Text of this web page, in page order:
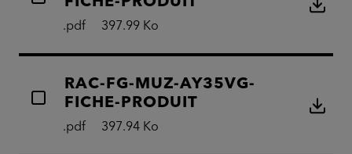
.pdf 397.99 Ko
RAC-FG-MUZ-AY35VG-
FICHE-PRODUIT
.pdf 397.94 Ko